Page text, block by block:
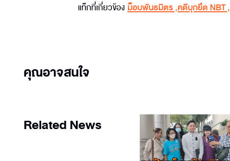
แท็กที่เกี่ยวข้อง ม็อบพันธมิตร,คดีบุกยึด NBT,
คุณอาจสนใจ
Related News